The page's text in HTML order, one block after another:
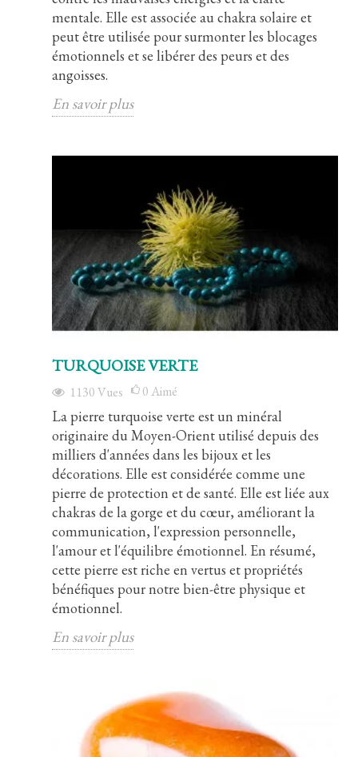
mentale. Elle est associée au chakra solaire et
peut être utilisée pour surmonter les blocages
émotionnels et se libérer des peurs et des
angoisses.
En savoir plus
TURQUOISE VERTE
1130Vues 0Aimé
La pierre turquoise verte est un minéral
originaire du Moyen-Orient utilisé depuis des
milliers d'années dans les bijoux et les
décorations. Elle est considérée comme une
pierre de protection et de santé. Elle est liée aux
chakras de la gorge et du cœur, améliorant la
communication, l'expression personnelle,
l'amour et l'équilibre émotionnel. En résumé,
cette pierre est riche en vertus et propriétés
bénéfiques pour notre bien-être physique et
émotionnel.
En savoir plus